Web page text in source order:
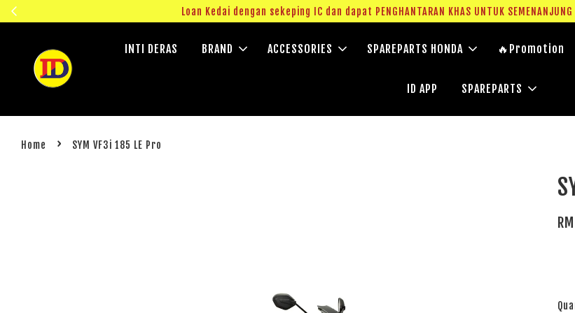
Loan Kedai dengan sekeping IC dan dapat PENGHANTARAN KHAS UNTUK
INTI DERAS BRAND ACCESSORIES SPAREPARTS HONDA 🔥Promotion
ID APP SPAREPARTS
Home › SYM VF3i 185 LE Pro